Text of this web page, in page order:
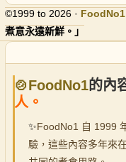
©1999 to 2026 · FoodNo1
煮意永遠新鮮。」
🍲FoodNo1的內
人。
✨FoodNo1 自 1999
驗，這些內容多年來